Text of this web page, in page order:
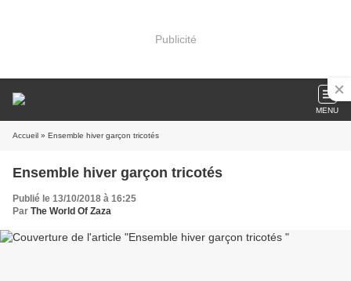
Publicité
MENU
Accueil » Ensemble hiver garçon tricotés
Ensemble hiver garçon tricotés
Publié le 13/10/2018 à 16:25
Par The World Of Zaza